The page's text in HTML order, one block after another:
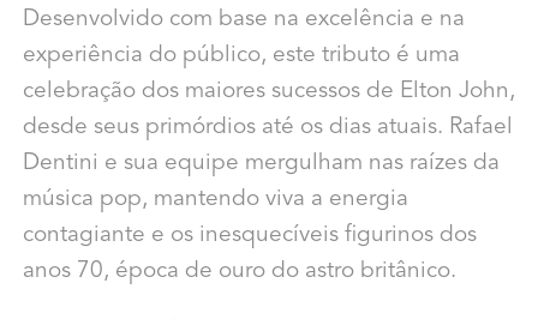
Desenvolvido com base na excelência e na
experiência do público, este tributo é uma
celebração dos maiores sucessos de Elton John,
desde seus primórdios até os dias atuais. Rafael
Dentini e sua equipe mergulham nas raízes da
música pop, mantendo viva a energia
contagiante e os inesquecíveis figurinos dos
anos 70, época de ouro do astro britânico.